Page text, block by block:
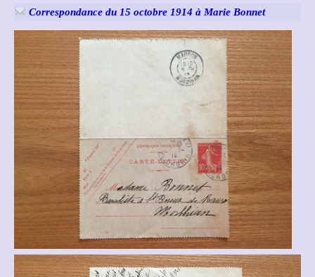
Correspondance du 15 octobre 1914 à Marie Bonnet